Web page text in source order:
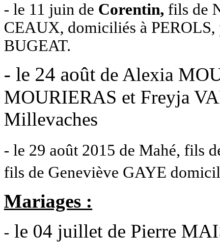
- le 11 juin de Corentin, fils de
CEAUX, domiciliés à
BUGEAT.
- le 24 août de Alexia
MOURIERAS et Freyja
Millevaches
- le 29 août 2015 de Mahé, fils
fils de Geneviève GAYE
Mariages :
- le 04 juillet de Pierre